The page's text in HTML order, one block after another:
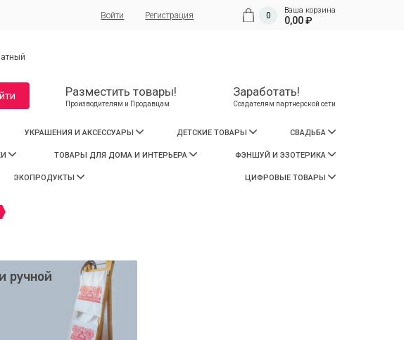
Войти Регистрация 0
Ваша корзина
0,00 ₽
Разместить товары!
Производителям и Продавцам
Заработать!
Создателям партнерской сети
УКРАШЕНИЯ И АКСЕССУАРЫ ДЕТСКИЕ ТОВАРЫ СВАДЬБА
ТОВАРЫ ДЛЯ ДОМА И ИНТЕРЬЕРА ФЭНШУЙ И ЭЗОТЕРИКА
ЭКОПРОДУКТЫ ЦИФРОВЫЕ ТОВАРЫ
ручной